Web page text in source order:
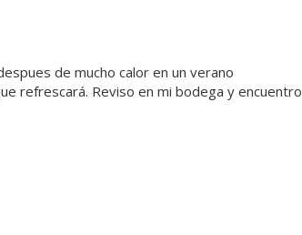
de mucho calor en un verano
refrescará. Reviso en mi bodega y encuentro